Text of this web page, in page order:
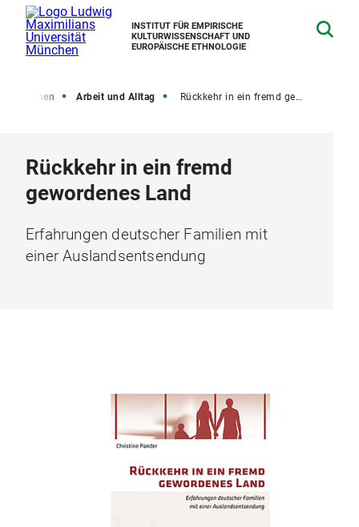
INSTITUT FÜR EMPIRISCHE
KULTURWISSENSCHAFT UND
EUROPÄISCHE ETHNOLOGIE
Arbeit und Alltag Rückkehr in ein fremd gewordenes Land
Rückkehr in ein fremd
gewordenes Land
Erfahrungen deutscher Familien mit
einer Auslandsentsendung